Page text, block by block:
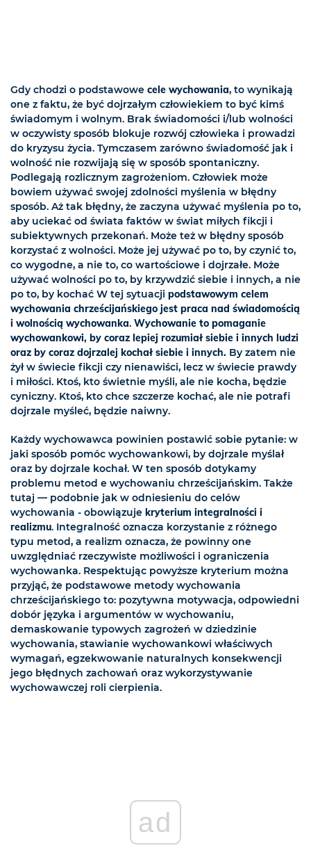
Gdy chodzi o podstawowe cele wychowania, to wynikają
one z faktu, że być dojrzałym człowiekiem to być kimś
świadomym i wolnym. Brak świadomości i/lub wolności
w oczywisty sposób blokuje rozwój człowieka i prowadzi
do kryzysu życia. Tymczasem zarówno świadomość jak i
wolność nie rozwijają się w sposób spontaniczny.
Podlegają rozlicznym zagrożeniom. Człowiek może
bowiem używać swojej zdolności myślenia w błędny
sposób. Aż tak błędny, że zaczyna używać myślenia po to,
aby uciekać od świata faktów w świat miłych fikcji i
subiektywnych przekonań. Może też w błędny sposób
korzystać z wolności. Może jej używać po to, by czynić to,
co wygodne, a nie to, co wartościowe i dojrzałe. Może
używać wolności po to, by krzywdzić siebie i innych, a nie
po to, by kochać W tej sytuacji podstawowym celem
wychowania chrześcijańskiego jest praca nad świadomością
i wolnością wychowanka. Wychowanie to pomaganie
wychowankowi, by coraz lepiej rozumiał siebie i innych ludzi
oraz by coraz dojrzalej kochał siebie i innych. By zatem nie
żył w świecie fikcji czy nienawiści, lecz w świecie prawdy
i miłości. Ktoś, kto świetnie myśli, ale nie kocha, będzie
cyniczny. Ktoś, kto chce szczerze kochać, ale nie potrafi
dojrzale myśleć, będzie naiwny.
Każdy wychowawca powinien postawić sobie pytanie: w
jaki sposób pomóc wychowankowi, by dojrzale myślał
oraz by dojrzale kochał. W ten sposób dotykamy
problemu metod e wychowaniu chrześcijańskim. Także
tutaj — podobnie jak w odniesieniu do celów
wychowania - obowiązuje kryterium integralności i
realizmu. Integralność oznacza korzystanie z różnego
typu metod, a realizm oznacza, że powinny one
uwzględniać rzeczywiste możliwości i ograniczenia
wychowanka. Respektując powyższe kryterium można
przyjąć, że podstawowe metody wychowania
chrześcijańskiego to: pozytywna motywacja, odpowiedni
dobór języka i argumentów w wychowaniu,
demaskowanie typowych zagrożeń w dziedzinie
wychowania, stawianie wychowankowi właściwych
wymagań, egzekwowanie naturalnych konsekwencji
jego błędnych zachowań oraz wykorzystywanie
wychowawczej roli cierpienia.
ad